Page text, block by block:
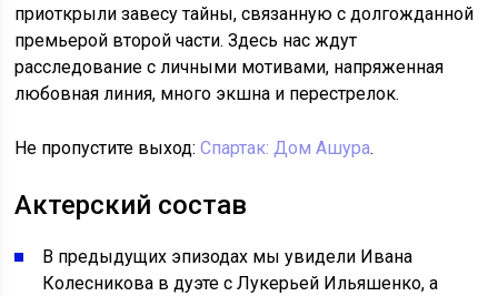
приоткрыли завесу тайны, связанную с долгожданной
премьерой второй части. Здесь нас ждут
расследование с личными мотивами, напряженная
любовная линия, много экшна и перестрелок.
Не пропустите выход:Спартак: Дом Ашура.
Актерский состав
В предыдущих эпизодах мы увидели Ивана
Колесникова в дуэте с Лукерьей Ильяшенко, а